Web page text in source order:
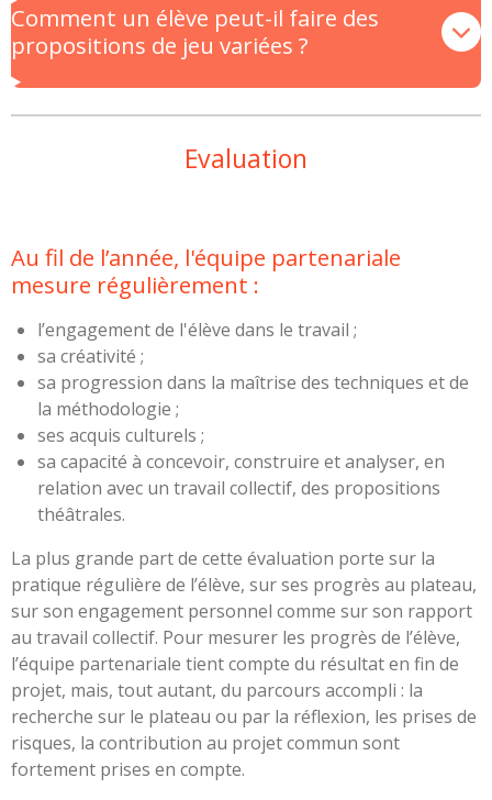
Comment un élève peut-il faire des
propositions de jeu variées ?
Evaluation
Au fil de l’année, l'équipe partenariale
mesure régulièrement :
l’engagement de l'élève dans le travail ;
sa créativité ;
sa progression dans la maîtrise des techniques et de
la méthodologie ;
ses acquis culturels ;
sa capacité à concevoir, construire et analyser, en
relation avec un travail collectif, des propositions
théâtrales.
La plus grande part de cette évaluation porte sur la
pratique régulière de l’élève, sur ses progrès au plateau,
sur son engagement personnel comme sur son rapport
au travail collectif. Pour mesurer les progrès de l’élève,
l’équipe partenariale tient compte du résultat en fin de
projet, mais, tout autant, du parcours accompli : la
recherche sur le plateau ou par la réflexion, les prises de
risques, la contribution au projet commun sont
fortement prises en compte.